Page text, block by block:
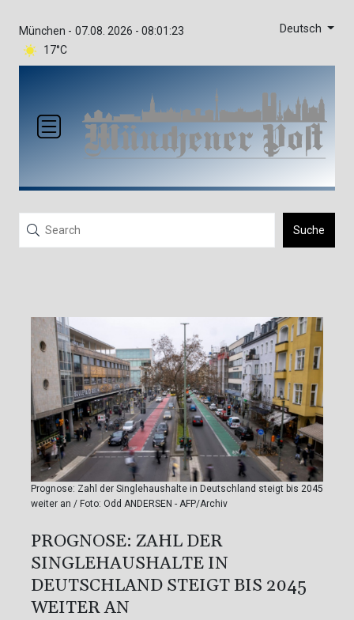
München -
17°C
07.08. 2026 - 08:01:23 Deutsch
Suche
Prognose: Zahl der Singlehaushalte in Deutschland steigt bis 2045
weiter an / Foto: Odd ANDERSEN - AFP/Archiv
PROGNOSE: ZAHL DER
SINGLEHAUSHALTE IN
DEUTSCHLAND STEIGT BIS 2045
WEITER AN